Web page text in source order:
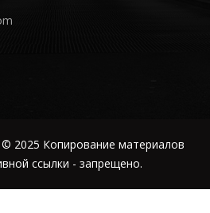
2025 Копирование материалов
ссылки - запрещено.